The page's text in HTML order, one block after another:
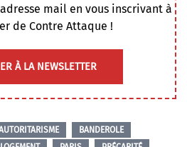
mail en vous inscrivant à
de Contre Attaque !
À LA NEWSLETTER
BANDEROLE